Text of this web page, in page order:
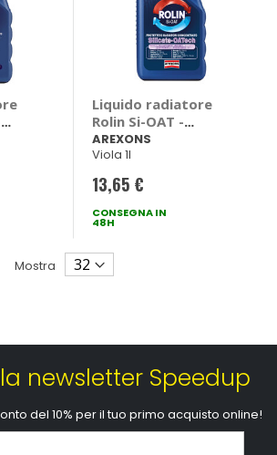
Liquido radiatore
Rolin Si-OAT -
AREXONS
AREXONS
Viola 1l
13,65 €
CONSEGNA IN
48H
Mostra
newsletter Speedup
del 10% per il tuo primo acquisto online!